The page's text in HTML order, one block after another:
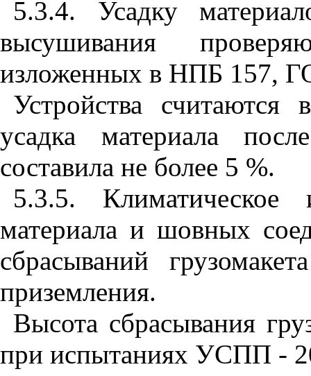
5.3.4. Усадку
высушивания
изложенных в НПБ 157,
Устройства
усадка материала
составила не более 5 %.
5.3.5.
материала и шовных
сбрасываний
приземления.
Высота сбрасывания
при испытаниях УСПП -